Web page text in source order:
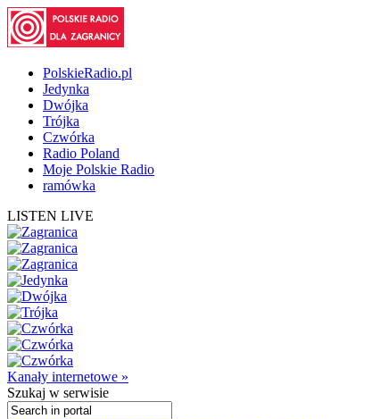
PolskieRadio.pl
Jedynka
Dwójka
Trójka
Czwórka
Radio Poland
Moje Polskie Radio
ramówka
LISTEN LIVE
Kanały internetowe »
Szukaj w serwisie